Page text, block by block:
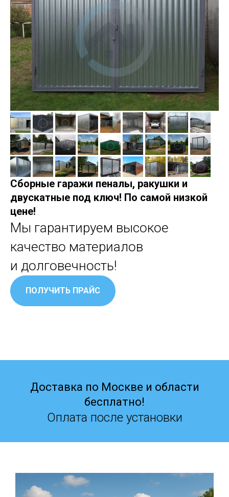
Сборные гаражи пеналы, ракушки и
двускатные под ключ! По самой низкой
цене!
Мы гарантируем высокое
качество материалов
и долговечность!
ПОЛУЧИТЬ ПРАЙС
Доставка по Москве и области
бесплатно!
Оплата после установки